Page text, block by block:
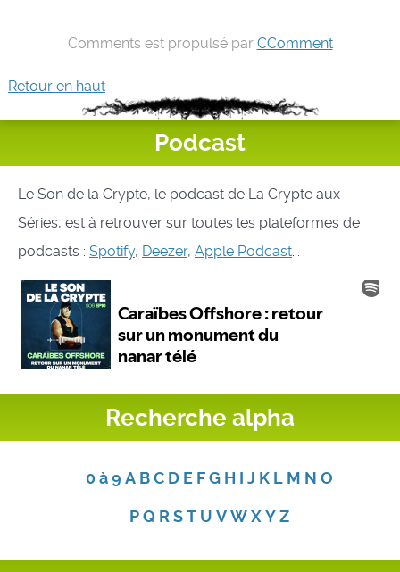
Comments est propulsé par CComment
Retour en haut
Podcast
Le Son de la Crypte, le podcast de La Crypte aux
Séries, est à retrouver sur toutes les plateformes de
podcasts : Spotify, Deezer, Apple Podcast...
Recherche alpha
0 à 9 A B C D E F G H I J K L M N O
P Q R S T U V W X Y Z